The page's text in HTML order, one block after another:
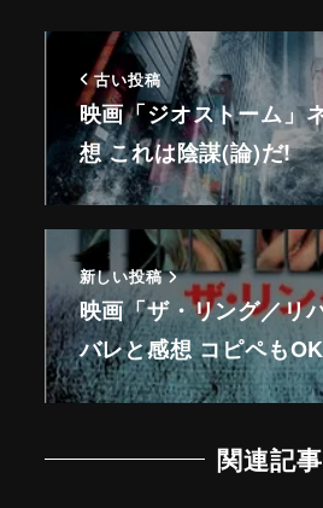
古い投稿
映画「ジオストーム」
想 これは陰謀(論)だ!
新しい投稿
映画「ザ・リング／リ
バレと感想 コピペも
関連記事